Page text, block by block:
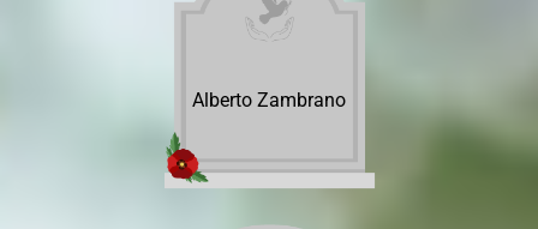
Alberto Zambrano